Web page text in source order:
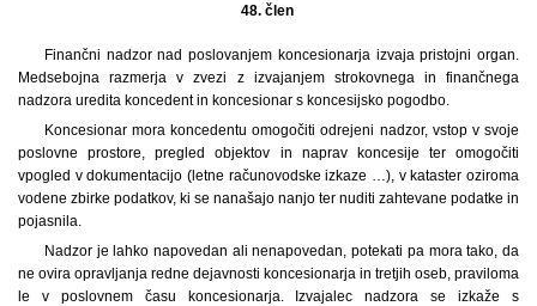
48. člen
Finančni nadzor nad poslovanjem koncesionarja izvaja pristojni organ.
Medsebojna razmerja v zvezi z izvajanjem strokovnega in finančnega
nadzora uredita koncedent in koncesionar s koncesijsko pogodbo.
Koncesionar mora koncedentu omogočiti odrejeni nadzor, vstop v svoje
poslovne prostore, pregled objektov in naprav koncesije ter omogočiti
vpogled v dokumentacijo (letne računovodske izkaze …), v kataster oziroma
vodene zbirke podatkov, ki se nanašajo nanjo ter nuditi zahtevane podatke in
pojasnila.
Nadzor je lahko napovedan ali nenapovedan, potekati pa mora tako, da
ne ovira opravljanja redne dejavnosti koncesionarja in tretjih oseb, praviloma
le v poslovnem času koncesionarja. Izvajalec nadzora se izkaže s